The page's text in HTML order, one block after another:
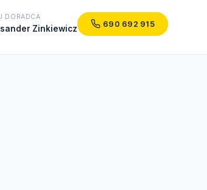
DORADCA
Zinkiewicz 690 692 915